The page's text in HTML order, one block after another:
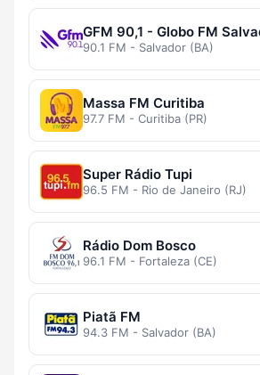
GFM 90,1 - Globo FM
90.1 FM - Salvador (BA)
Massa FM Curitiba
97.7 FM - Curitiba (PR)
Super Rádio Tupi
96.5 FM - Rio de Janeiro (RJ)
Rádio Dom Bosco
96.1 FM - Fortaleza (CE)
Piatã FM
94.3 FM - Salvador (BA)